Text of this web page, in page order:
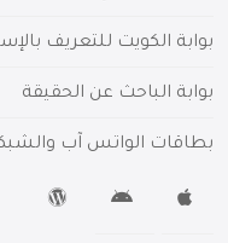
بوابة الكويت للتعريف
بوابة الباحث عن الحقيقة
بطاقات الواتس آب